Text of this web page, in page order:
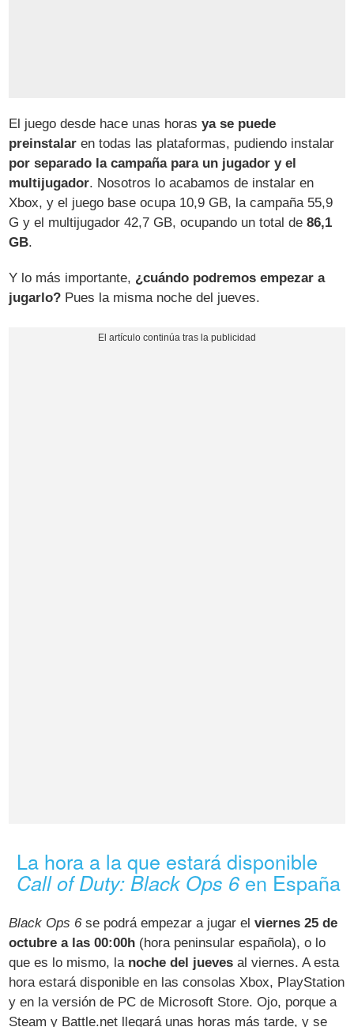
El juego desde hace unas horasya se puede
preinstalar en todas las plataformas, pudiendo instalar
por separado la campaña para un jugador y el
multijugador. Nosotros lo acabamos de instalar en
Xbox, y el juego base ocupa 10,9 GB, la campaña 55,9
G y el multijugador 42,7 GB, ocupando un total de86,1
GB.
Y lo más importante, ¿cuándo podremos empezar a
jugarlo? Pues la misma noche del jueves.
La hora a la que estará disponible
Call of Duty: Black Ops 6 en España
Black Ops 6se podrá empezar a jugar elviernes 25 de
octubre a las 00:00h (hora peninsular española), o lo
que es lo mismo, la noche del jueves al viernes. A esta
hora estará disponible en las consolas Xbox, PlayStation
y en la versión de PC de Microsoft Store. Ojo, porque a
Steam y Battle.net llegará unas horas más tarde, y se